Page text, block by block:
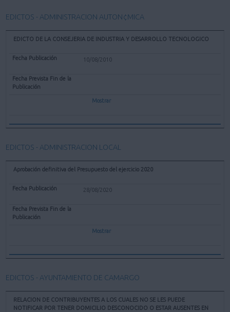
EDICTOS - ADMINISTRACION AUTON¢MICA
EDICTO DE LA CONSEJERIA DE INDUSTRIA Y DESARROLLO TECNOLOGICO
10/08/2010
Mostrar
EDICTOS - ADMINISTRACION LOCAL
Aprobación definitiva del Presupuesto del ejercicio 2020
28/08/2020
Mostrar
EDICTOS - AYUNTAMIENTO DE CAMARGO
RELACION DE CONTRIBUYENTES A LOS CUALES NO SE LES PUEDE
NOTIFICAR POR TENER DOMICILIO DESCONOCIDO O ESTAR AUSENTES EN